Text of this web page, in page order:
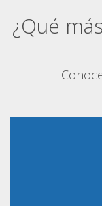
¿Qué